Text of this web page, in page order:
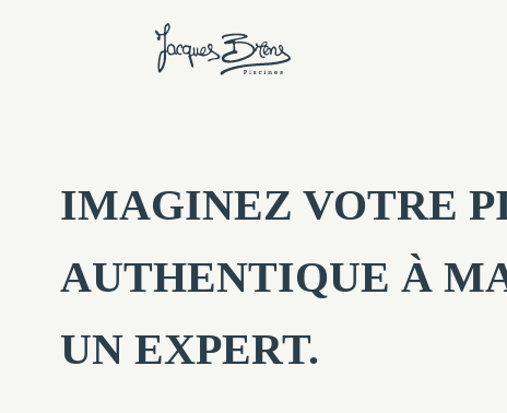
IMAGINEZ VOTRE
AUTHENTIQUE À
UN EXPERT.